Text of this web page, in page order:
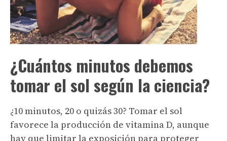
¿Cuántos minutos debemos
tomar el sol según la ciencia?
¿10 minutos, 20 o quizás 30? Tomar el sol
favorece la producción de vitamina D, aunque
hay que limitar la exposición para proteger